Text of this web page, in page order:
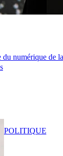
numérique de
POLITIQUE